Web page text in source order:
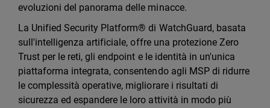
evoluzioni del panorama delle minacce.
La Unified Security Platform® di WatchGuard, basata
sull'intelligenza artificiale, offre una protezione Zero
Trust per le reti, gli endpoint e le identità in un'unica
piattaforma integrata, consentendo agli MSP di ridurre
le complessità operative, migliorare i risultati di
sicurezza ed espandere le loro attività in modo più